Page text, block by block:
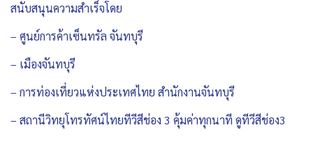
สนับสนุนความสำเร็จโดย
– ศูนย์การค้าเซ็นทรัล จันทบุรี
– เมืองจันทบุรี
– การท่องเที่ยวแห่งประเทศไทย สำนักงานจันทบุรี
– สถานีวิทยุโทรทัศน์ไทยทีวีสีช่อง 3 คุ้มค่าทุกนาที ดูทีวีสีช่อง3